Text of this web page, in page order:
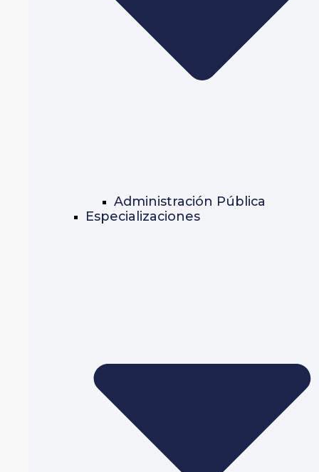
Administración Pública
Especializaciones